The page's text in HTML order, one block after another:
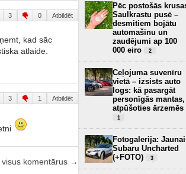
3 0 Atbildēt
kad sāc
atlaide.
3 1 Atbildēt
visus komentārus →
Pēc postošās
Saulkrastu pusē –
desmitiem bojātu
automašīnu un
zaudējumi ap 100
000 eiro
2
Ceļojuma suvenīru
vietā – izsists auto
logs: kā pasargāt
personīgās mantas,
atpūšoties ārzemēs
1
Fotogalerija:
Subaru Uncharted
(+FOTO)
3